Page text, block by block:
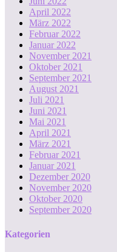
April 2022
März 2022
Februar 2022
Januar 2022
November 2021
Oktober 2021
September 2021
August 2021
Juli 2021
Juni 2021
Mai 2021
April 2021
März 2021
Februar 2021
Januar 2021
Dezember 2020
November 2020
Oktober 2020
September 2020
Kategorien